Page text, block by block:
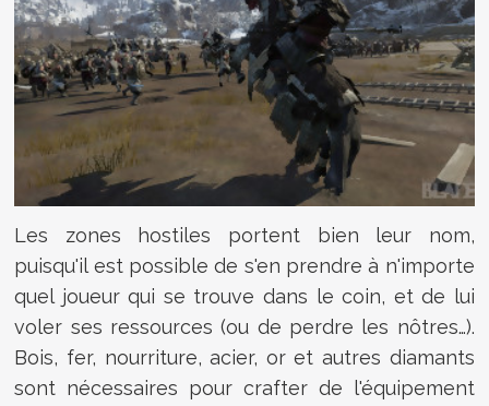
Les zones hostiles portent bien leur nom,
puisqu'il est possible de s'en prendre à n'importe
quel joueur qui se trouve dans le coin, et de lui
voler ses ressources (ou de perdre les nôtres…).
Bois, fer, nourriture, acier, or et autres diamants
sont nécessaires pour crafter de l'équipement